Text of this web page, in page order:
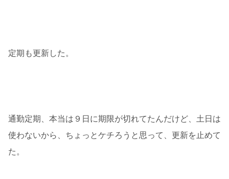
定期も更新した。
通勤定期、本当は９日に期限が切れてたんだけど、土日は
使わないから、ちょっとケチろうと思って、更新を止めて
た。